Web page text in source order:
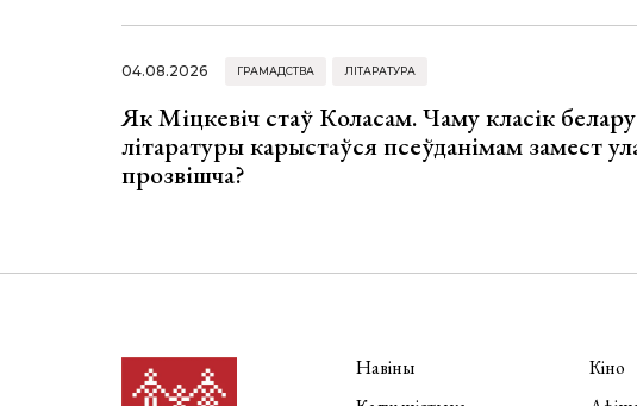
04.08.2026 ГРАМАДСТВА ЛІТАРАТУРА
Як Міцкевіч стаў Коласам. Чаму класік
літаратуры карыстаўся псеўданімам замест
прозвішча?
Навіны
Кіно